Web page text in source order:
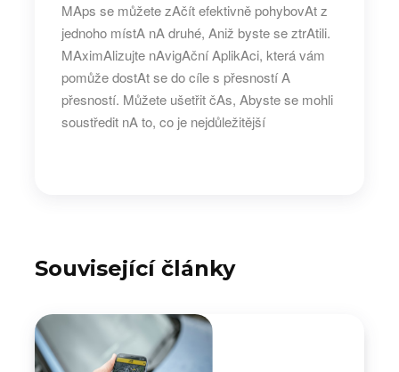
MAps se můžete zAčít efektivně pohybovAt z
jednoho místA nA druhé, Aniž byste se ztrAtili.
MAximAlizujte nAvigAční AplikAci, která vám
pomůže dostAt se do cíle s přesností A
přesností. Můžete ušetřit čAs, Abyste se mohli
soustředit nA to, co je nejdůležitější
Související články